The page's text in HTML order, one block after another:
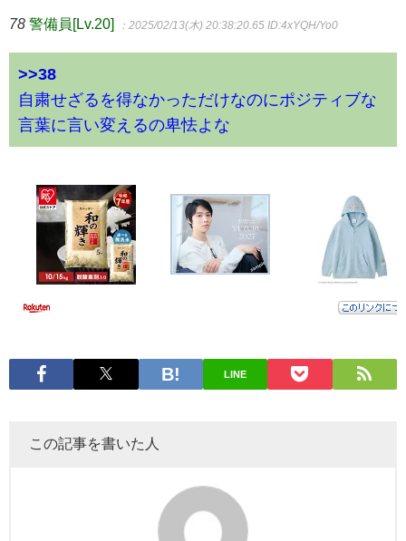
78 警備員[Lv.20] ：2025/02/13(木) 20:38:20.65 ID:4xYQH/Yo0
>>38
自粛せざるを得なかっただけなのにポジティブな
言葉に言い変えるの卑怯よな
LINE
この記事を書いた人